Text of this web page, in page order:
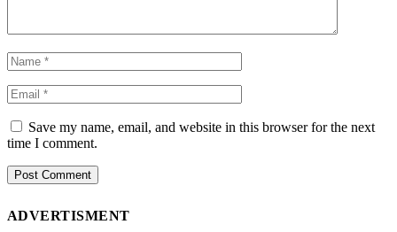
Save my name, email, and website in this browser for the next
time I comment.
ADVERTISMENT